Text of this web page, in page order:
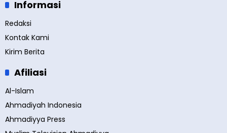
Informasi
Redaksi
Kontak Kami
Kirim Berita
Afiliasi
Al-Islam
Ahmadiyah Indonesia
Ahmadiyya Press